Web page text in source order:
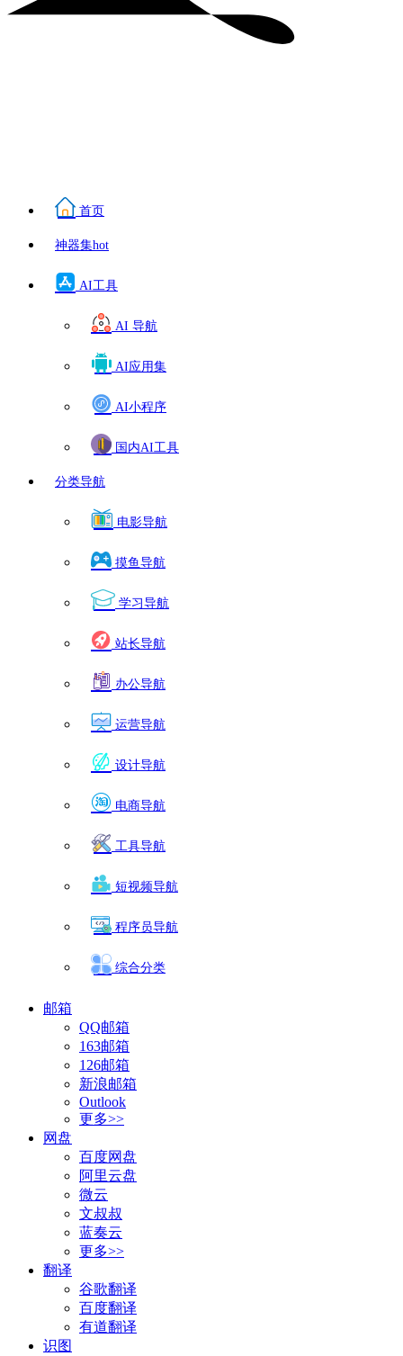
首页
神器集hot
AI工具
AI 导航
AI应用集
AI小程序
国内AI工具
分类导航
电影导航
摸鱼导航
学习导航
站长导航
办公导航
运营导航
设计导航
电商导航
工具导航
短视频导航
程序员导航
综合分类
邮箱
QQ邮箱
163邮箱
126邮箱
新浪邮箱
Outlook
更多>>
网盘
百度网盘
阿里云盘
微云
文叔叔
蓝奏云
更多>>
翻译
谷歌翻译
百度翻译
有道翻译
识图